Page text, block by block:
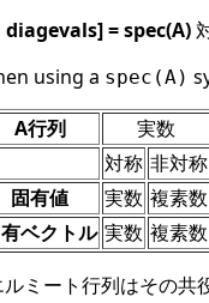
diagevals] = spec(A)
using a spec(A)
A行列
実数
対称 非対称
固有値
実数 複素数
ベクトル 実数 複素数
ルミート行列はその共